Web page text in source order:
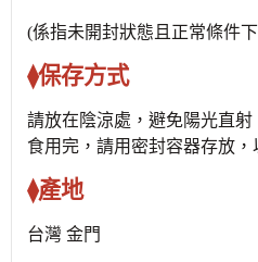
(係指未開封狀態且正常條件
⧫保存方式
請放在陰涼處，避免陽光直
食用完，請用密封容器存放，
⧫產地
台灣 金門